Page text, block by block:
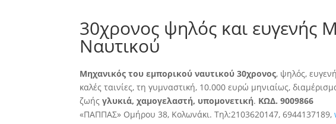
30χρονος ψηλός και ευγενής
Ναυτικού
Μηχανικός του εμπορικού ναυτικού 30χρονος, ψηλός,
καλές ταινίες, τη γυμναστική, 10.000 ευρώ μηνιαίως,
ζωήςγλυκιά, χαμογελαστή, υπομονετική. ΚΩΔ. 9009866
«ΠΑΠΠΑΣ» Ομήρου 38, Κολωνάκι. Τηλ:2103620147, 6944137189,